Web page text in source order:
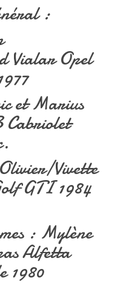
:
Vialar Opel
et Marius
Cabriolet
Vivette
GTI 1984
: Mylène
Alfetta
1980